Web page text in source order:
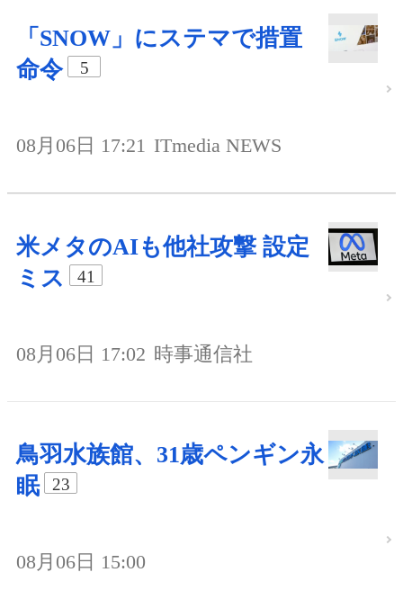
「SNOW」にステマで措置
命令
5
08月06日 17:21 ITmedia NEWS
米メタのAIも他社攻撃 設定
ミス
41
08月06日 17:02 時事通信社
鳥羽水族館、31歳ペンギン永
眠
23
08月06日 15:00